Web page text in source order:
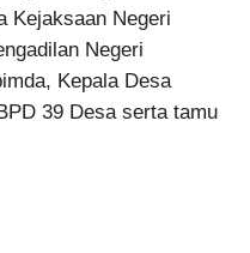
Kejaksaan Negeri
Negeri
Kepala Desa
39 Desa serta tamu